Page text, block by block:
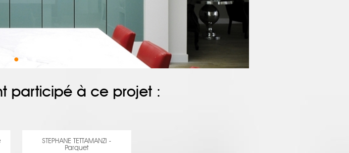
participé à ce projet :
STEPHANE TETTAMANZI -
Parquet